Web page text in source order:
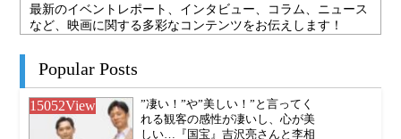
最新のイベントレポート、インタビュー、コラム、ニュース
など、映画に関する多彩なコンテンツをお伝えします！
Popular Posts
15052View
”凄い！”や”美しい！”と言ってく
れる観客の感性が凄いし、心が美
しい…『国宝』吉沢亮さんと李相